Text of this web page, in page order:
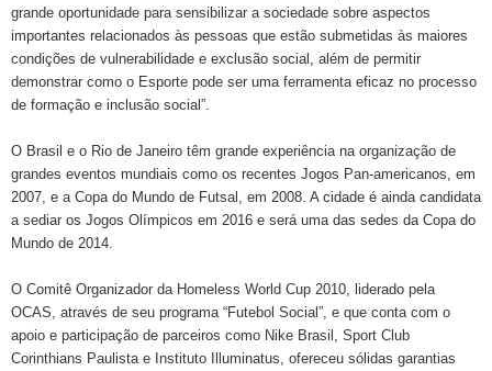
grande oportunidade para sensibilizar a sociedade sobre aspectos
importantes relacionados às pessoas que estão submetidas às maiores
condições de vulnerabilidade e exclusão social, além de permitir
demonstrar como o Esporte pode ser uma ferramenta eficaz no processo
de formação e inclusão social”.
O Brasil e o Rio de Janeiro têm grande experiência na organização de
grandes eventos mundiais como os recentes Jogos Pan-americanos, em
2007, e a Copa do Mundo de Futsal, em 2008. A cidade é ainda candidata
a sediar os Jogos Olímpicos em 2016 e será uma das sedes da Copa do
Mundo de 2014.
O Comitê Organizador da Homeless World Cup 2010, liderado pela
OCAS, através de seu programa “Futebol Social”, e que conta com o
apoio e participação de parceiros como Nike Brasil, Sport Club
Corinthians Paulista e Instituto Illuminatus, ofereceu sólidas garantias